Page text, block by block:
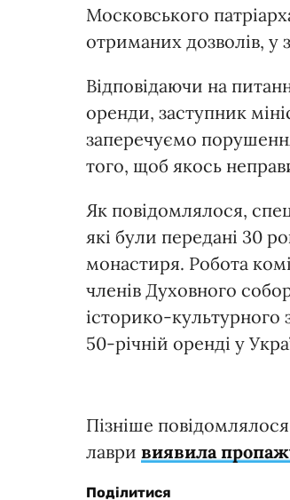
Московського
отриманих дозволів, у
Відповідаючи на
оренди, заступник
заперечуємо
того, щоб якось
Як повідомлялося,
які були передані 30
монастиря. Робота
членів Духовного
історико-культурного
50-річній оренді у
Пізніше
лаври виявила
Поділитися